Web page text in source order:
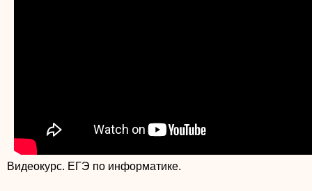
Видеокурс. ЕГЭ по информатике.